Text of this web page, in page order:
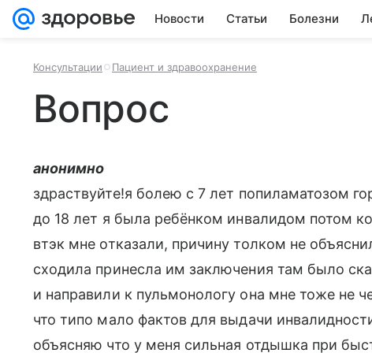
Новости Статьи Болезни
Консультации Пациент и здравоохранение
Вопрос
анонимно
здраствуйте!я болею с 7 лет попиламатозом
до 18 лет я была ребёнком инвалидом потом
втэк мне отказали, причину толком не
сходила принесла им заключения там было
и направили к пульмонологу она мне тоже не
что типо мало фактов для выдачи
объясняю что у меня сильная отдышка при